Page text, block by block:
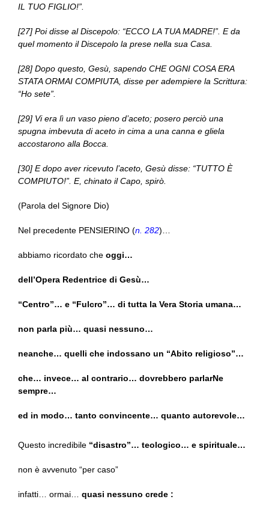
IL TUO FIGLIO!”.
[27] Poi disse al Discepolo: “ECCO LA TUA MADRE!”. E da
quel momento il Discepolo la prese nella sua Casa.
[28] Dopo questo, Gesù, sapendo CHE OGNI COSA ERA
STATA ORMAI COMPIUTA, disse per adempiere la Scrittura:
“Ho sete”.
[29] Vi era lì un vaso pieno d’aceto; posero perciò una
spugna imbevuta di aceto in cima a una canna e gliela
accostarono alla Bocca.
[30] E dopo aver ricevuto l’aceto, Gesù disse: “TUTTO È
COMPIUTO!”. E, chinato il Capo, spirò.
(Parola del Signore Dio)
Nel precedente PENSIERINO (n. 282)…
abbiamo ricordato che oggi…
dell’Opera Redentrice di Gesù…
“Centro”… e “Fulcro”… di tutta la Vera Storia umana…
non parla più… quasi nessuno…
neanche… quelli che indossano un “Abito religioso”…
che… invece… al contrario… dovrebbero parlarNe
sempre…
ed in modo… tanto convincente… quanto autorevole…
Questo incredibile “disastro”… teologico… e spirituale…
non è avvenuto “per caso”
infatti… ormai… quasi nessuno crede :